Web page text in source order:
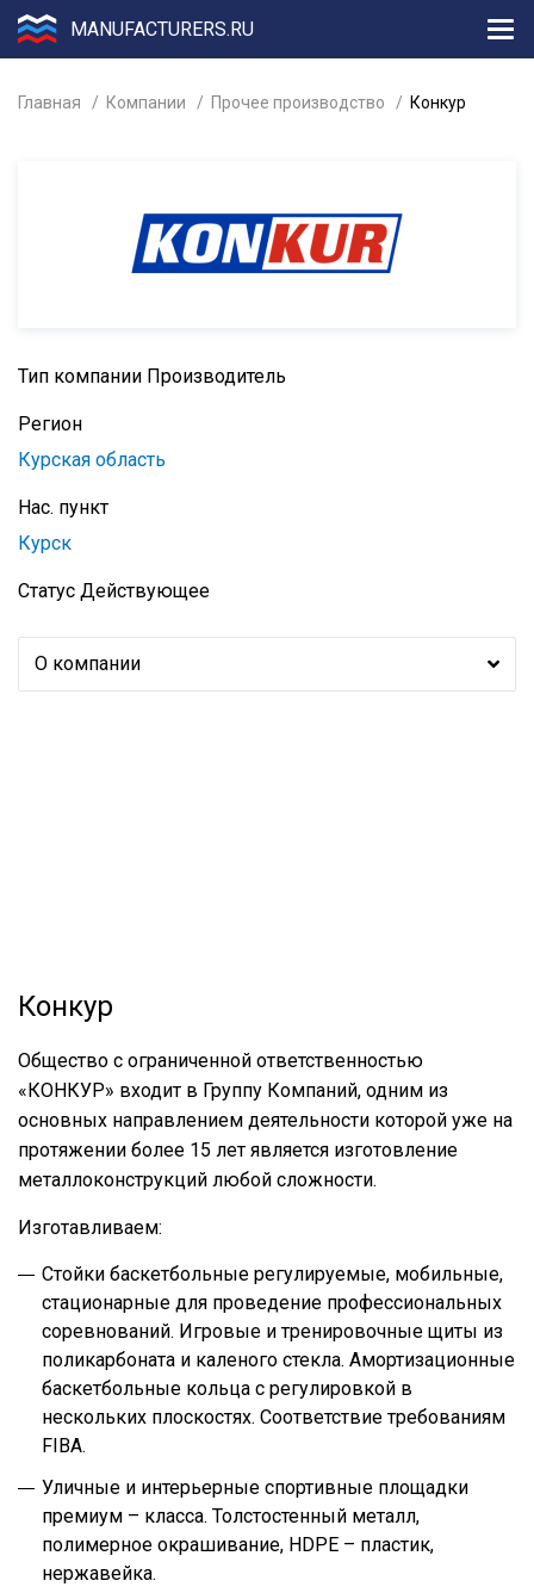
MANUFACTURERS.RU
Главная Компании Прочее производство Конкур
Тип компании Производитель
Регион
Курская область
Нас. пункт
Курск
Статус Действующее
О компании
Конкур
Общество с ограниченной ответственностью
«КОНКУР» входит в Группу Компаний, одним из
основных направлением деятельности которой уже на
протяжении более 15 лет является изготовление
металлоконструкций любой сложности.
Изготавливаем:
Стойки баскетбольные регулируемые, мобильные,
стационарные для проведение профессиональных
соревнований. Игровые и тренировочные щиты из
поликарбоната и каленого стекла. Амортизационные
баскетбольные кольца с регулировкой в
нескольких плоскостях. Соответствие требованиям
FIBA.
Уличные и интерьерные спортивные площадки
премиум – класса. Толстостенный металл,
полимерное окрашивание, HDPE – пластик,
нержавейка.